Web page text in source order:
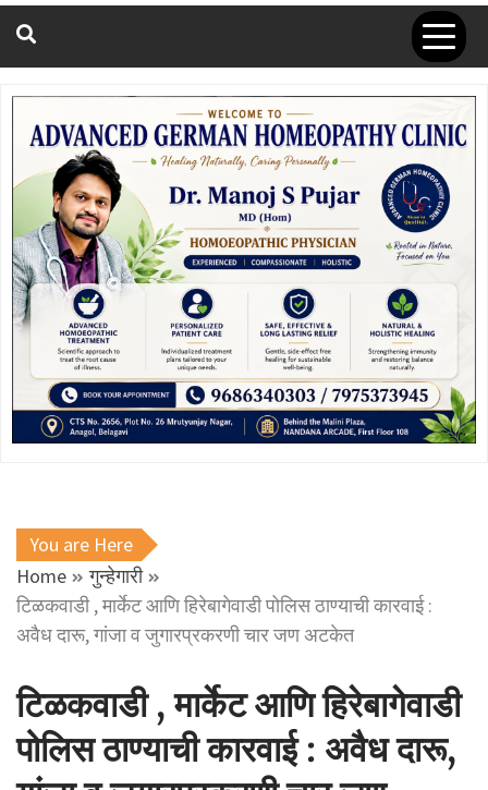
You are Here
Home
गुन्हेगारी
टिळकवाडी , मार्केट आणि हिरेबागेवाडी पोलिस ठाण्याची कारवाई :
अवैध दारू, गांजा व जुगारप्रकरणी चार जण अटकेत
टिळकवाडी , मार्केट आणि हिरेबागेवाडी
पोलिस ठाण्याची कारवाई : अवैध दारू,